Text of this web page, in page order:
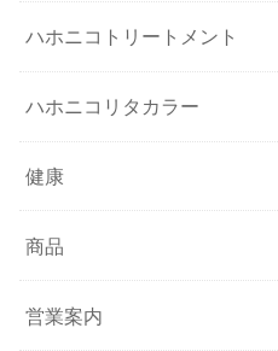
ハホニコトリートメント
ハホニコリタカラー
健康
商品
営業案内